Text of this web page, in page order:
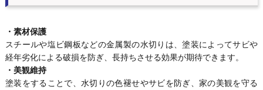
・素材保護
スチールや塩ビ鋼板などの金属製の水切りは、塗装によってサビや
経年劣化による破損を防ぎ、長持ちさせる効果が期待できます。
・美観維持
塗装をすることで、水切りの色褪せやサビを防ぎ、家の美観を守る